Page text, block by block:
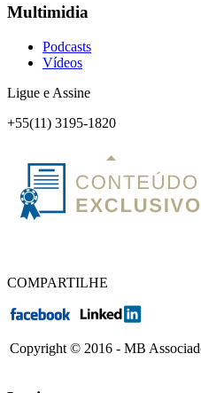
Multimidia
Podcasts
Vídeos
Ligue e Assine
+55(11) 3195-1820
COMPARTILHE
Copyright © 2016 - MB